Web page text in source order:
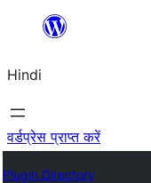
सामग्री
जाएं
Hindi
वर्डप्रेस प्राप्त करें
Plugin Directory